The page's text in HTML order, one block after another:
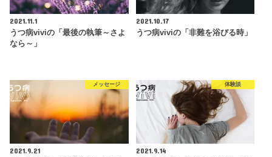
2021.11.1
うつ病viviの「最後の執筆～さよ
なら～」
2021.10.17
うつ病viviの「非難を浴びる時」
メッセージ
2021.9.21
体験談
2021.9.14